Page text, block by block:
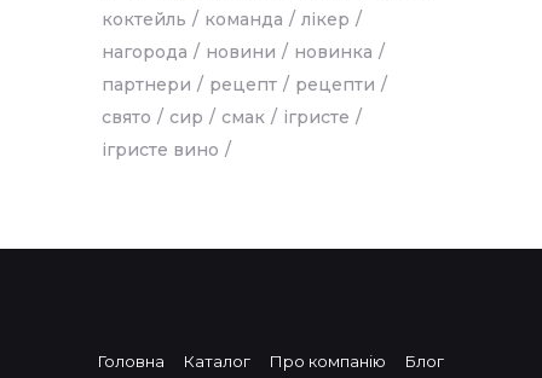
коктейль
команда
лікер
нагорода
новини
новинка
партнери
рецепт
рецепти
свято
сир смак
ігристе
ігристе вино
Головна Каталог Про компанію Блог